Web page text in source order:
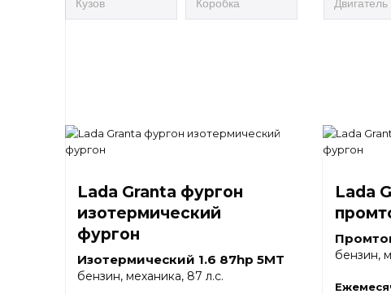
Lada Granta фургон
изотермический
фургон
Изотермический 1.6 87hp 5MT
бензин, механика, 87 л.с.
Lada
бензин,